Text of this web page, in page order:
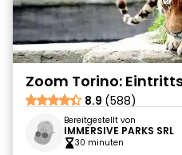
Zoom Torino:
8.9 (588)
Bereitgestellt von
IMMERSIVE PARKS SRL
30 minuten